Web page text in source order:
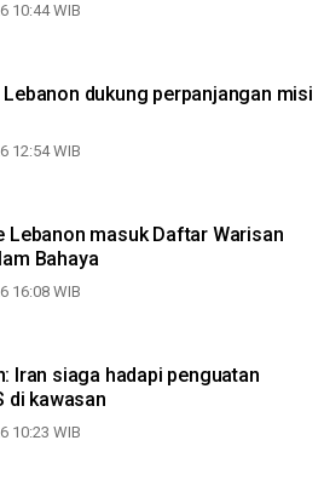
10:44 WIB
dukung perpanjangan misi
12:54 WIB
Lebanon masuk Daftar Warisan
Bahaya
16:08 WIB
Iran siaga hadapi penguatan
di kawasan
10:23 WIB